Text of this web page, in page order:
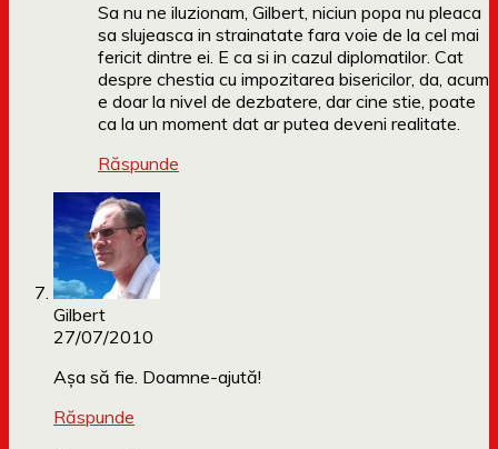
Sa nu ne iluzionam, Gilbert, niciun popa nu pleaca
sa slujeasca in strainatate fara voie de la cel mai
fericit dintre ei. E ca si in cazul diplomatilor. Cat
despre chestia cu impozitarea bisericilor, da, acum
e doar la nivel de dezbatere, dar cine stie, poate
ca la un moment dat ar putea deveni realitate.
Răspunde
Gilbert
27/07/2010
Aşa să fie. Doamne-ajută!
Răspunde